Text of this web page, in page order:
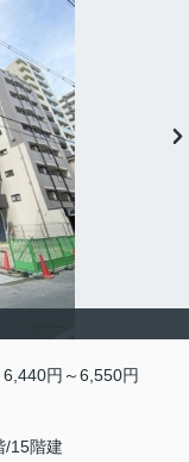
円～6,550円
/15階建